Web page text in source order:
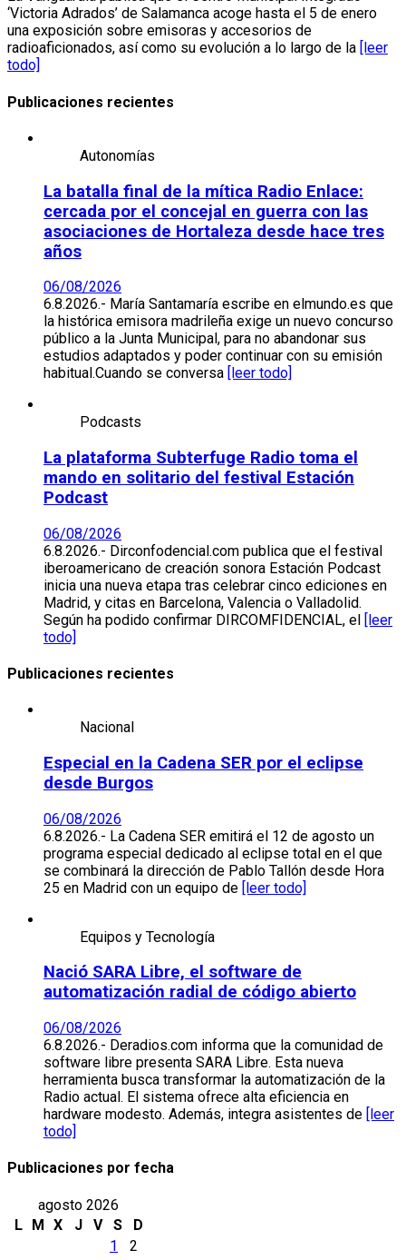
‘Victoria Adrados’ de Salamanca acoge hasta el 5 de enero
una exposición sobre emisoras y accesorios de
radioaficionados, así como su evolución a lo largo de la
[leer
todo]
Publicaciones recientes
Autonomías
La batalla final de la mítica Radio Enlace:
cercada por el concejal en guerra con las
asociaciones de Hortaleza desde hace tres
años
06/08/2026
6.8.2026.- María Santamaría escribe en elmundo.es que
la histórica emisora madrileña exige un nuevo concurso
público a la Junta Municipal, para no abandonar sus
estudios adaptados y poder continuar con su emisión
habitual.Cuando se conversa
[leer todo]
Podcasts
La plataforma Subterfuge Radio toma el
mando en solitario del festival Estación
Podcast
06/08/2026
6.8.2026.- Dirconfodencial.com publica que el festival
iberoamericano de creación sonora Estación Podcast
inicia una nueva etapa tras celebrar cinco ediciones en
Madrid, y citas en Barcelona, Valencia o Valladolid.
Según ha podido confirmar DIRCOMFIDENCIAL, el [leer
todo]
Publicaciones recientes
Nacional
Especial en la Cadena SER por el eclipse
desde Burgos
06/08/2026
6.8.2026.- La Cadena SER emitirá el 12 de agosto un
programa especial dedicado al eclipse total en el que
se combinará la dirección de Pablo Tallón desde Hora
25 en Madrid con un equipo de [leer todo]
Equipos y Tecnología
Nació SARA Libre, el software de
automatización radial de código abierto
06/08/2026
6.8.2026.- Deradios.com informa que la comunidad de
software libre presenta SARA Libre. Esta nueva
herramienta busca transformar la automatización de la
Radio actual. El sistema ofrece alta eficiencia en
hardware modesto. Además, integra asistentes de [leer
todo]
Publicaciones por fecha
agosto 2026
L
M X J V S
D
1
2